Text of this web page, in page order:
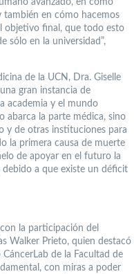
avanzado, en cómo
también en cómo hacemos
objetivo final, que todo esto
sólo en la universidad”,
de la UCN, Dra. Giselle
gran instancia de
academia y el mundo
abarca la parte médica, sino
y de otras instituciones para
la primera causa de muerte
de apoyar en el futuro la
debido a que existe un déficit
la participación del
Walker Prieto, quien destacó
de la Facultad de
con miras a poder